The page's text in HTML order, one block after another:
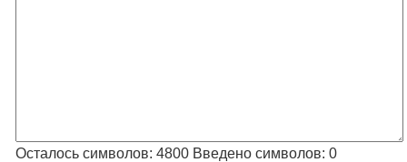
Осталось символов: 4800 Введено символов: 0